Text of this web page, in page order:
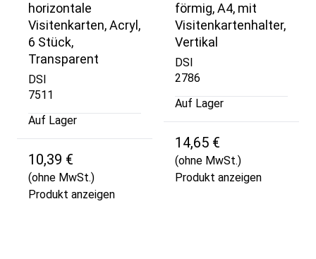
horizontale
Visitenkarten, Acryl,
6 Stück,
Transparent
DSI
7511
Auf Lager
10,39 €
(ohne MwSt.)
Produkt anzeigen
förmig, A4, mit
Visitenkartenhalter,
Vertikal
DSI
2786
Auf Lager
14,65 €
(ohne MwSt.)
Produkt anzeigen